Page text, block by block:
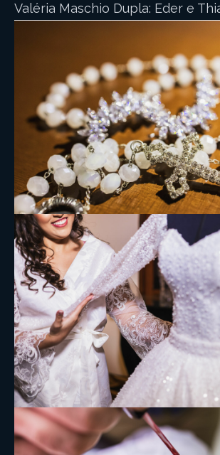
Valéria Maschio Dupla: Eder e